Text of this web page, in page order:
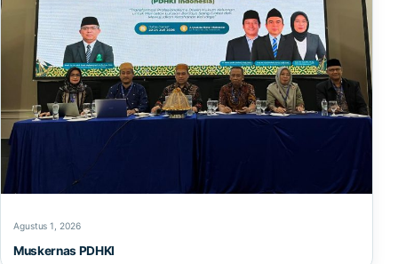
Agustus 1, 2026
Muskernas PDHKI